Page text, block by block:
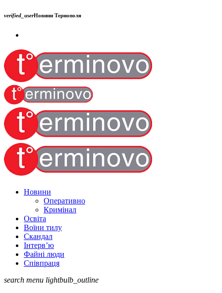
verified_userНовини Тернополя
Новини
Оперативно
Кримінал
Освіта
Воїни тилу
Скандал
Інтерв’ю
Файні люди
Співпраця
search menu lightbulb_outline